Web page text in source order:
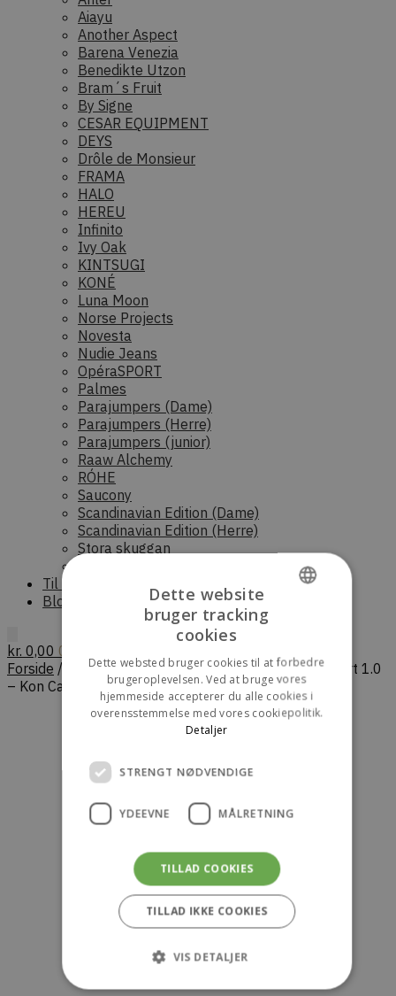
Aiayu
Another Aspect
Barena Venezia
Benedikte Utzon
Bram´s Fruit
By Signe
CESAR EQUIPMENT
DEYS
Drôle de Monsieur
FRAMA
HALO
HEREU
Infinito
Ivy Oak
KINTSUGI
KONÉ
Luna Moon
Norse Projects
Novesta
Nudie Jeans
OpéraSPORT
Palmes
Parajumpers (Dame)
Parajumpers (Herre)
Parajumpers (junior)
Raaw Alchemy
RÓHE
Saucony
Scandinavian Edition (Dame)
Scandinavian Edition (Herre)
Stora skuggan
Til boligen
Blog
kr. 0,00 0
Forside / Herre/ Skjorter / ANOTHER ASPECT Zip Shirt 1.0
– Kon Cairo Check
Dette website
bruger tracking
cookies
Dette websted bruger cookies til at forbedre
brugeroplevelsen. Ved at bruge vores
hjemmeside accepterer du alle cookies i
overensstemmelse med vores cookiepolitik.
Detaljer
STRENGT NØDVENDIGE
YDEEVNE MÅLRETNING
TILLAD COOKIES
TILLAD IKKE COOKIES
VIS DETALJER